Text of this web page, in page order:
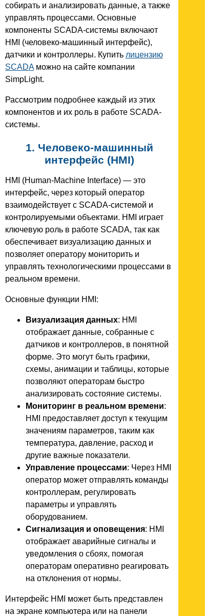
собирать и анализировать данные, а также
управлять процессами. Основные
компоненты SCADA-системы включают
HMI (человеко-машинный интерфейс),
датчики и контроллеры. Купить лицензию
SCADAможно на сайте компании
SimpLight.
Рассмотрим подробнее каждый из этих
компонентов и их роль в работе SCADA-
системы.
1. Человеко-машинный
интерфейс (HMI)
HMI (Human-Machine Interface) — это
интерфейс, через который оператор
взаимодействует с SCADA-системой и
контролируемыми объектами. HMI играет
ключевую роль в работе SCADA, так как
обеспечивает визуализацию данных и
позволяет оператору мониторить и
управлять технологическими процессами в
реальном времени.
Основные функции HMI:
Визуализация данных: HMI
отображает данные, собранные с
датчиков и контроллеров, в понятной
форме. Это могут быть графики,
схемы, анимации и таблицы, которые
позволяют операторам быстро
анализировать состояние системы.
Мониторинг в реальном времени:
HMI предоставляет доступ к текущим
значениям параметров, таким как
температура, давление, расход и
другие важные показатели.
Управление процессами: Через HMI
оператор может отправлять команды
контроллерам, регулировать
параметры и управлять
оборудованием.
Сигнализация и оповещения: HMI
отображает аварийные сигналы и
уведомления о сбоях, помогая
операторам оперативно реагировать
на отклонения от нормы.
Интерфейс HMI может быть представлен
на экране компьютера или на панели